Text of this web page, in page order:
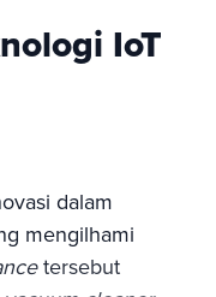
IoT
dalam
mengilhami
tersebut